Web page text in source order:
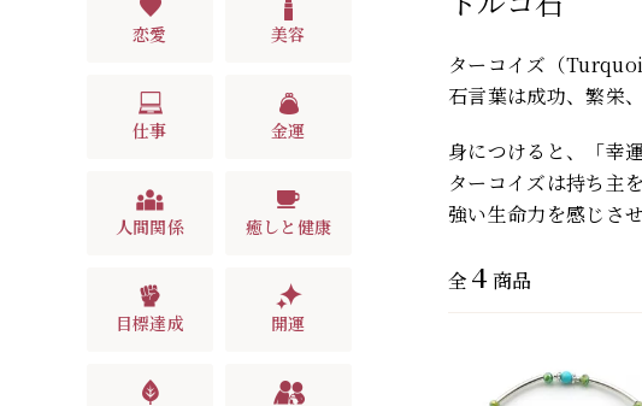
ターコイズ（
石言葉は成功、繁栄
身につけると、「幸
ターコイズは持ち主
強い生命力を感じさ
全 4商品
恋愛 美容
仕事 金運
人間関係 癒しと健康
目標達成 開運